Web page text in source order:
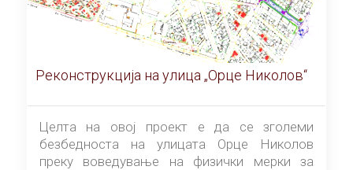
Реконструкција на улица „Орце Николов“
Целта на овој проект е да се зголеми
безбедноста на улицата Орце Николов
преку воведување на физички мерки за